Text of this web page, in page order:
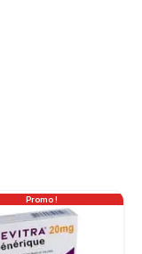
Promo !